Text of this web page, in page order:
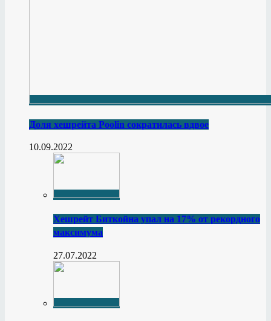
Доля хешрейта Poolin сократилась вдвое
10.09.2022
Хешрейт Биткойна упал на 17% от рекордного
максимума
27.07.2022